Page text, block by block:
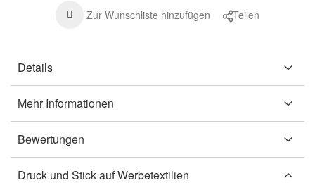
Zur Wunschliste hinzufügen Teilen
Details
Mehr Informationen
Bewertungen
Druck und Stick auf Werbetextilien